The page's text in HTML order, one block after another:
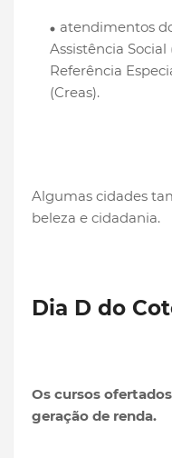
atendimentos
Assistência
Referência
(Creas).
Algumas cidades
beleza e cidadania.
Dia D do
Os cursos
geração de renda.